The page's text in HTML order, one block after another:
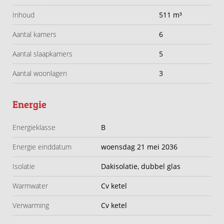
Geemansweer 6 is een ruim, compleet en gezellig
gezinshuis waar comfort, sfeer en praktisch woongemak
op een fijne manier samenkomen.
Highlights:
•Woonoppervlakte ca. 132 m²
•Ruime woonkamer met woonkeuken van samen ca. 45
m²
•Stenen berging van ca. 6 m² in de voortuin
•Badkamer van ca. 5 m² met inloopdouche, toilet en
•Achtertuin gelegen op het westen
Inhoud 511 m³
Aantal kamers 6
Aantal slaapkamers 5
Aantal woonlagen 3
Energie
Energieklasse B
Energie einddatum woensdag 21 mei 2036
Isolatie Dakisolatie, dubbel glas
Warmwater Cv ketel
Verwarming Cv ketel